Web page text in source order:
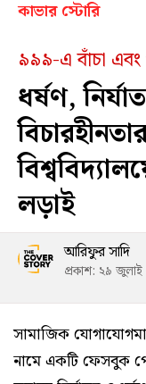
কাভার স্টোরি
৯৯৯-এ বাঁচা এবং
ধর্ষণ,
লড়াই
আরিফুর সাদি
প্রকাশ: ২৯
সামাজিক
নামে একটি ফেসবুক